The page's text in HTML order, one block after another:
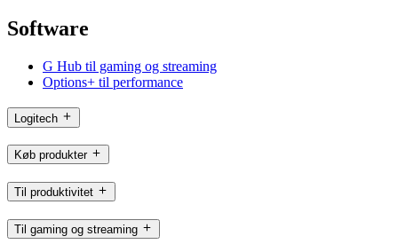
Software
G Hub til gaming og streaming
Options+ til performance
Logitech
Køb produkter
Til produktivitet
Til gaming og streaming